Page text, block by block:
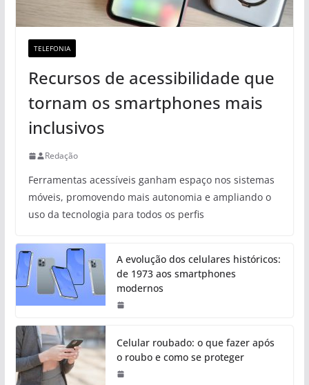
TELEFONIA
Recursos de acessibilidade que
tornam os smartphones mais
inclusivos
Redação
Ferramentas acessíveis ganham espaço nos sistemas
móveis, promovendo mais autonomia e ampliando o
uso da tecnologia para todos os perfis
A evolução dos celulares históricos:
de 1973 aos smartphones
modernos
Celular roubado: o que fazer após
o roubo e como se proteger